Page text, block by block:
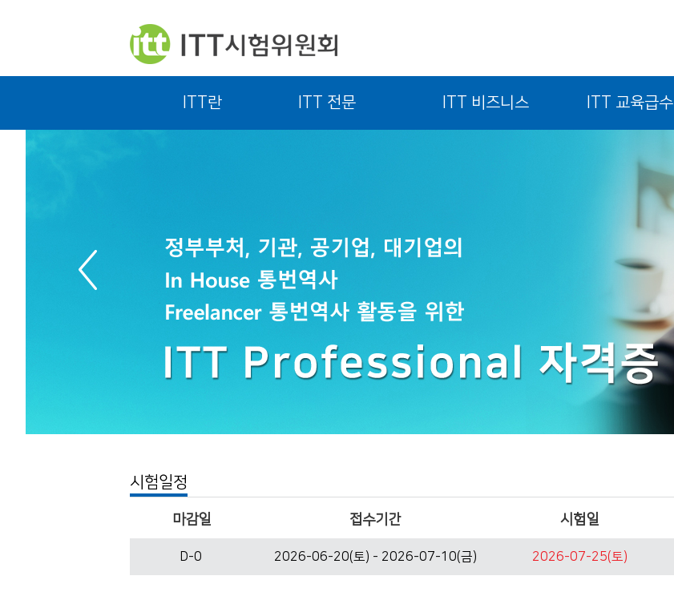
ITT란 ITT 전문 ITT 비즈니스 ITT 교육급수
시험일정
마감일 접수기간 시험일
D-0 2026-06-20(토) - 2026-07-10(금) 2026-07-25(토)